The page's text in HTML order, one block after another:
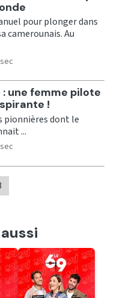
pour plonger dans
camerounais. Au
une femme pilote
!
pionnières dont le
...